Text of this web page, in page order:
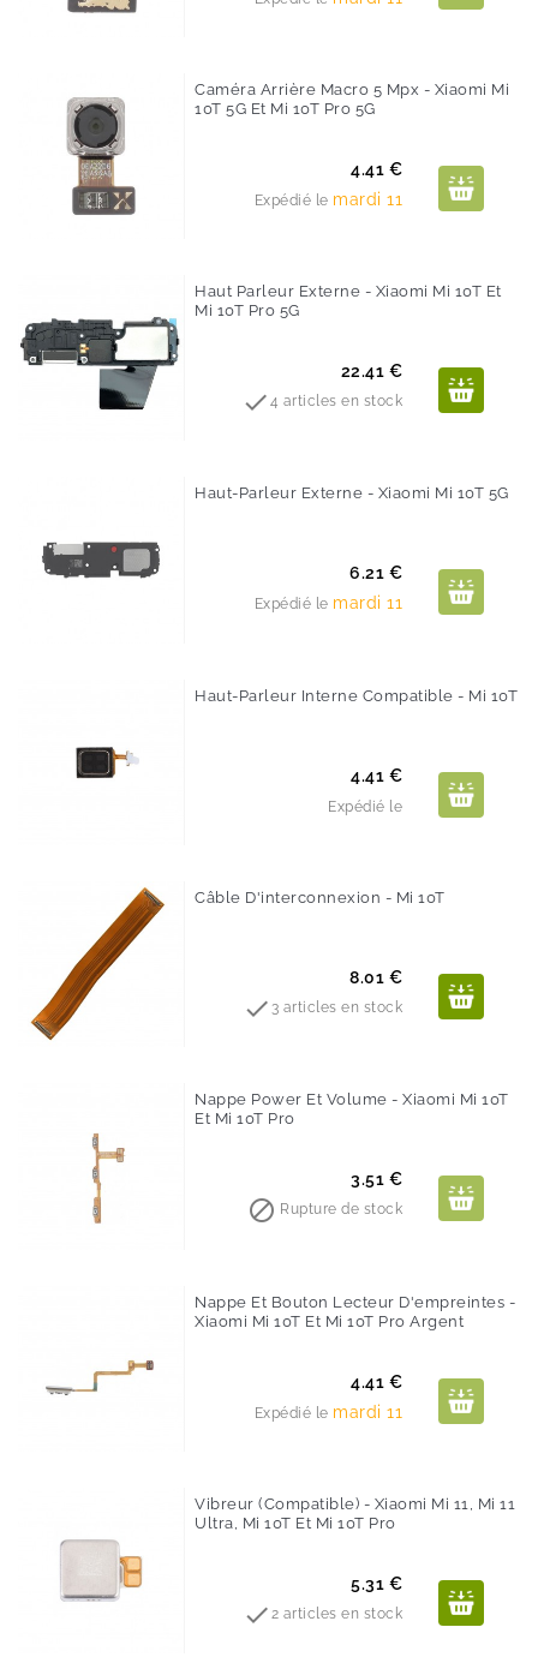
Caméra Arrière Macro 5 Mpx - Xiaomi Mi
10T 5G Et Mi 10T Pro 5G
Prix
4.41 €
Expédié le mardi 11
Haut Parleur Externe - Xiaomi Mi 10T Et
Mi 10T Pro 5G
Prix
22.41 €
 4 articles en stock
Haut-Parleur Externe - Xiaomi Mi 10T 5G
Prix
6.21 €
Expédié le mardi 11
Haut-Parleur Interne Compatible - Mi 10T
Prix
4.41 €
Expédié le
Câble D'interconnexion - Mi 10T
Prix
8.01 €
 3 articles en stock
Nappe Power Et Volume - Xiaomi Mi 10T
Et Mi 10T Pro
Prix
3.51 €
 Rupture de stock
Nappe Et Bouton Lecteur D'empreintes -
Xiaomi Mi 10T Et Mi 10T Pro Argent
Prix
4.41 €
Expédié le mardi 11
Vibreur (Compatible) - Xiaomi Mi 11, Mi 11
Ultra, Mi 10T Et Mi 10T Pro
Prix
5.31 €
 2 articles en stock